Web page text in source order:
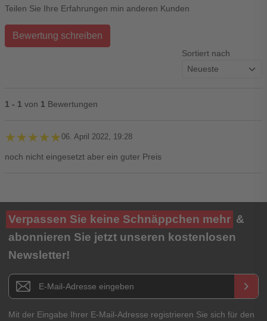
Teilen Sie Ihre Erfahrungen min anderen Kunden
Bewertung schreiben
Sortiert nach
1 - 1 von 1 Bewertungen
★★★★★
★★★★★06. April 2022, 19:28
noch nicht eingesetzt aber ein guter Preis
Ihre Bewertung**
★★★★★
Titel**
E-Mail-Adresse
Ihr Passwort
Verpassen Sie keine Schnäppchen mehr &
abonnieren Sie jetzt unseren kostenlosen
Newsletter!
Newsletter E-Mail Adresse keyboard_arrow_right
Mit der Eingabe Ihrer E-Mail-Adresse registrieren Sie sich für den